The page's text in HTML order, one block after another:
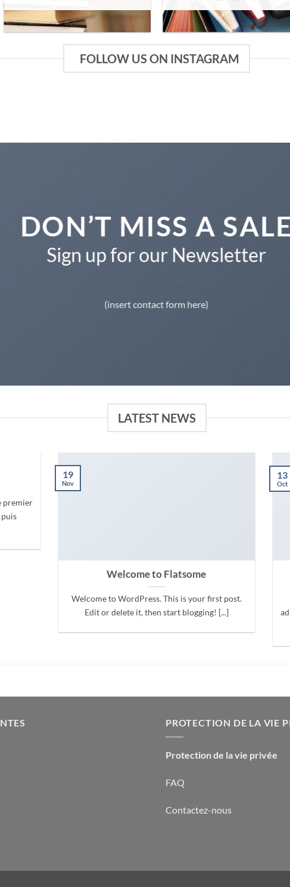
FOLLOW US ON INSTAGRAM
DON’T MISS A
Sign up for our Newsletter
(insert contact form here)
LATEST NEWS
premier
Welcome to Flatsome
Welcome to WordPress. This is your first post.
Edit or delete it, then start blogging! [...]
19
Nov
13
Oct
PROTECTION DE LA VIE
Protection de la vie privée
FAQ
Contactez-nous